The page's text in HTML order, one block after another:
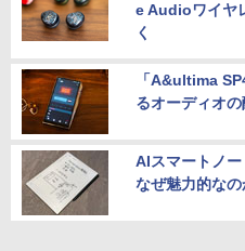
e Audioワイヤ
く
「A&ultima
るオーディオ
AIスマートノ
なぜ魅力的なの